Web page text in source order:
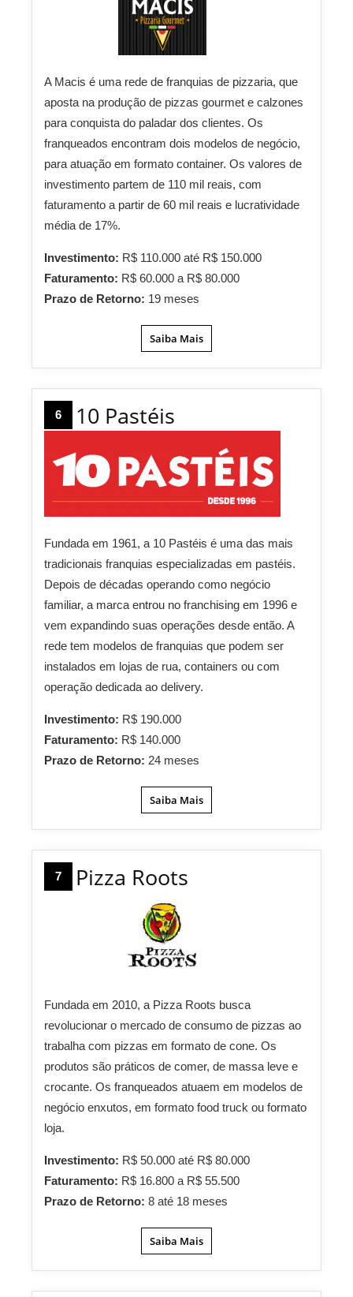
A Macis é uma rede de franquias de pizzaria, que
aposta na produção de pizzas gourmet e calzones
para conquista do paladar dos clientes. Os
franqueados encontram dois modelos de negócio,
para atuação em formato container. Os valores de
investimento partem de 110 mil reais, com
faturamento a partir de 60 mil reais e lucratividade
média de 17%.
Investimento: R$ 110.000 até R$ 150.000
Faturamento: R$ 60.000 a R$ 80.000
Prazo de Retorno: 19 meses
Saiba Mais
6 10 Pastéis
Fundada em 1961, a 10 Pastéis é uma das mais
tradicionais franquias especializadas em pastéis.
Depois de décadas operando como negócio
familiar, a marca entrou no franchising em 1996 e
vem expandindo suas operações desde então. A
rede tem modelos de franquias que podem ser
instalados em lojas de rua, containers ou com
operação dedicada ao delivery.
Investimento: R$ 190.000
Faturamento: R$ 140.000
Prazo de Retorno: 24 meses
Saiba Mais
7 Pizza Roots
Fundada em 2010, a Pizza Roots busca
revolucionar o mercado de consumo de pizzas ao
trabalha com pizzas em formato de cone. Os
produtos são práticos de comer, de massa leve e
crocante. Os franqueados atuaem em modelos de
negócio enxutos, em formato food truck ou formato
loja.
Investimento: R$ 50.000 até R$ 80.000
Faturamento: R$ 16.800 a R$ 55.500
Prazo de Retorno: 8 até 18 meses
Saiba Mais